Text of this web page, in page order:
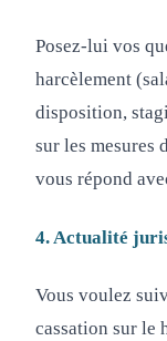
Posez-lui vos
harcèlement
disposition,
sur les mesures
vous répond
4. Actualité
Vous voulez
cassation sur le